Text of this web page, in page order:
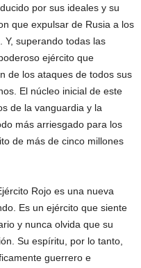
por sus ideales y su
que expulsar de Rusia a los
Y, superando todas las
ejército que
de los ataques de todos sus
El núcleo inicial de este
de la vanguardia y la
más arriesgado para los
de más de cinco millones
Rojo es una nueva
Es un ejército que siente
y nunca olvida que su
Su espíritu, por lo tanto,
guerrero e